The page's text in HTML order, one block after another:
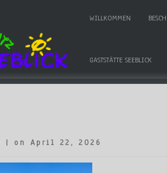
WILLKOMMEN
GASTSTÄTTE SEEBLICK
| on April 22, 2026